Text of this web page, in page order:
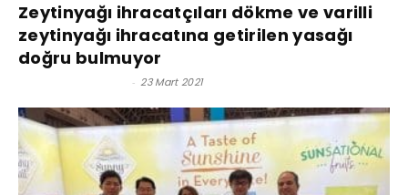
Zeytinyağı ihracatçıları dökme ve varilli
zeytinyağı ihracatına getirilen yasağı
doğru bulmuyor
- 23 Mart 2021